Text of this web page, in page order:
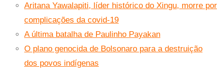
Aritana Yawalapiti, líder histórico do Xingu, morre por
complicações da covid-19
A última batalha de Paulinho Payakan
O plano genocida de Bolsonaro para a destruição
dos povos indígenas